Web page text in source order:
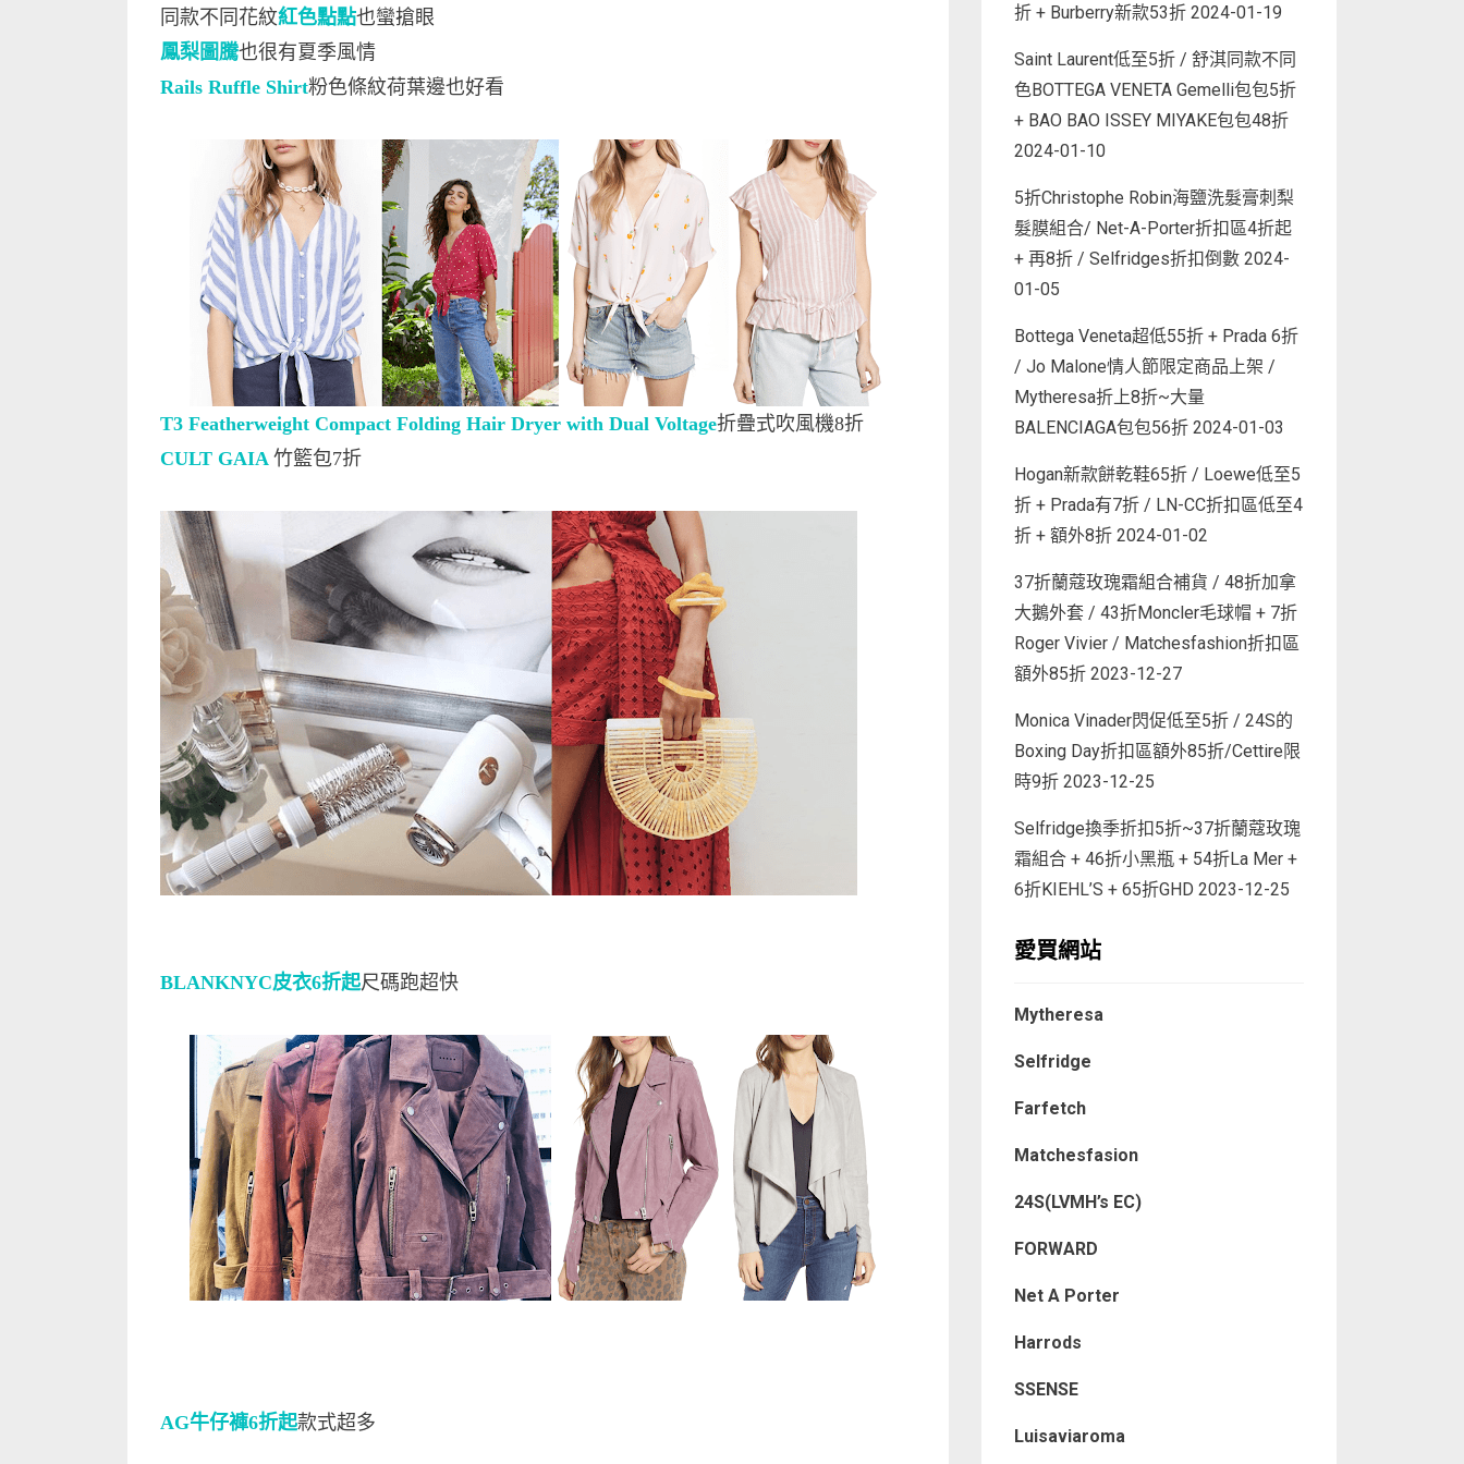
同款不同花紋紅色點點也蠻搶眼
鳳梨圖騰也很有夏季風情
Rails Ruffle Shirt粉色條紋荷葉邊也好看
T3 Featherweight Compact Folding Hair Dryer with Dual Voltage折疊式吹風機8折
CULT GAIA 竹籃包7折
BLANKNYC皮衣6折起尺碼跑超快
AG牛仔褲6折起款式超多
折 + Burberry新款53折 2024-01-19
Saint Laurent低至5折 / 舒淇同款不同
色BOTTEGA VENETA Gemelli包包5折
+ BAO BAO ISSEY MIYAKE包包48折
2024-01-10
5折Christophe Robin海鹽洗髮膏刺梨
髮膜組合/ Net-A-Porter折扣區4折起
+ 再8折 / Selfridges折扣倒數 2024-
01-05
Bottega Veneta超低55折 + Prada 6折
/ Jo Malone情人節限定商品上架 /
Mytheresa折上8折~大量
BALENCIAGA包包56折 2024-01-03
Hogan新款餅乾鞋65折 / Loewe低至5
折 + Prada有7折 / LN-CC折扣區低至4
折 + 額外8折 2024-01-02
37折蘭蔻玫瑰霜組合補貨 / 48折加拿
大鵝外套 / 43折Moncler毛球帽 + 7折
Roger Vivier / Matchesfashion折扣區
額外85折 2023-12-27
Monica Vinader閃促低至5折 / 24S的
Boxing Day折扣區額外85折/Cettire限
時9折 2023-12-25
Selfridge換季折扣5折~37折蘭蔻玫瑰
霜組合 + 46折小黑瓶 + 54折La Mer +
6折KIEHL’S + 65折GHD 2023-12-25
愛買網站
Mytheresa
Selfridge
Farfetch
Matchesfasion
24S(LVMH’s EC)
FORWARD
Net A Porter
Harrods
SSENSE
Luisaviaroma